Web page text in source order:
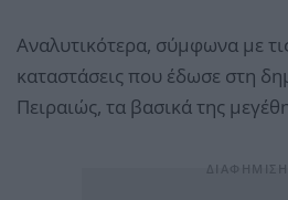
Αναλυτικότερα, σύμφωνα με
καταστάσεις που έδωσε στη
Πειραιώς, τα βασικά της